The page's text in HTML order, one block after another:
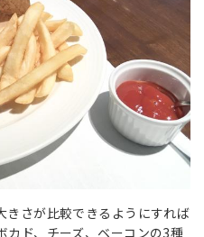
きさが比較できるようにすれば
カド、チーズ、ベーコンの3種